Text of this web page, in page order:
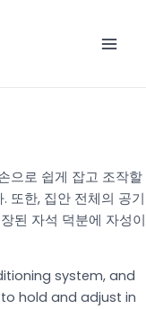
으로 쉽게 잡고 조작할
또한, 집안 전체의 공기
된 자석 덕분에 자성이
system, and
hold and adjust in